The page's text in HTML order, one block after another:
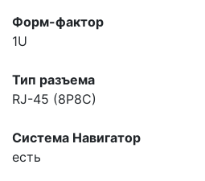
Форм-фактор
1U
Тип разъема
RJ-45 (8P8C)
Система Навигатор
есть